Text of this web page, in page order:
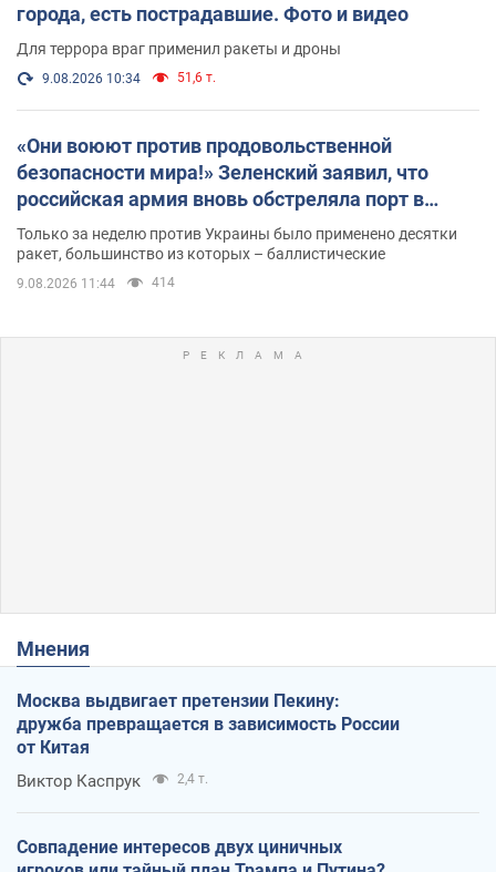
города, есть пострадавшие. Фото и видео
Для террора враг применил ракеты и дроны
9.08.2026 10:34 51,6 т.
«Они воюют против продовольственной
безопасности мира!» Зеленский заявил, что
российская армия вновь обстреляла порт в
Одессе
Только за неделю против Украины было применено десятки
ракет, большинство из которых – баллистические
9.08.2026 11:44 414
Мнения
Москва выдвигает претензии Пекину:
дружба превращается в зависимость России
от Китая
Виктор Каспрук 2,4 т.
Совпадение интересов двух циничных